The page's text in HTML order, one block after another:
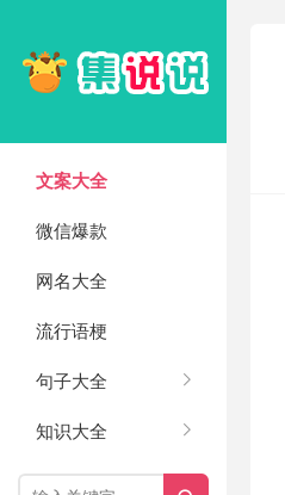
文案大全
微信爆款
网名大全
流行语梗
句子大全
知识大全